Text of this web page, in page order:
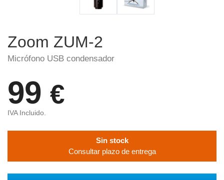
Zoom ZUM-2
Micrófono USB condensador
99 €
IVA Incluido.
Sin stock
Consultar plazo de entrega